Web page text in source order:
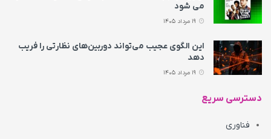
می‌ شود
این الگوی عجیب می‌تواند دوربین‌های نظارتی را فریب
دهد
دسترسی سریع
فناوری